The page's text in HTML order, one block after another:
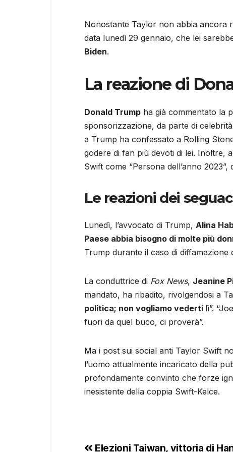
Nonostante Taylor non abbia ancora
data lunedì 29 gennaio, che lei
Biden.
La reazione di
Donald Trump ha già commentato la
sponsorizzazione, da parte di
a Trump ha confessato a Rolling
godere di fan più devoti di lei. Inoltre,
Swift come “Persona dell’anno
Le reazioni dei
Lunedì, l’avvocato di Trump, Alina
Paese abbia bisogno di molte più
Trump durante il caso di
La conduttrice di Fox News, Jeanine
mandato, ha ribadito, rivolgendosi a
politica; non vogliamo vederti lì”.
fuori da quel buco, ci proverà”.
Ma i post sui social anti Taylor Swift
l’uomo attualmente incaricato della
profondamente convinto che forze
inesistente della coppia Swift-Kelce.
Elezioni Taiwan, vittoria di